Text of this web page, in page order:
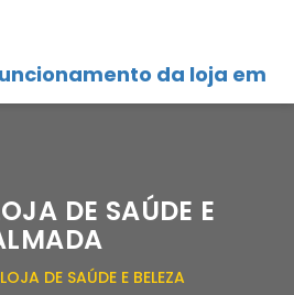
da loja em
DE SAÚDE E
LOJA DE SAÚDE E BELEZA